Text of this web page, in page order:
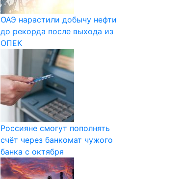
ОАЭ нарастили добычу нефти
до рекорда после выхода из
ОПЕК
Россияне смогут пополнять
счёт через банкомат чужого
банка с октября